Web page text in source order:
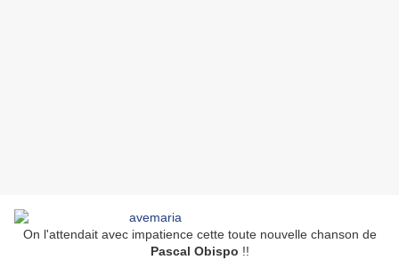
On l'attendait avec impatience cette toute nouvelle chanson de
Pascal Obispo !!